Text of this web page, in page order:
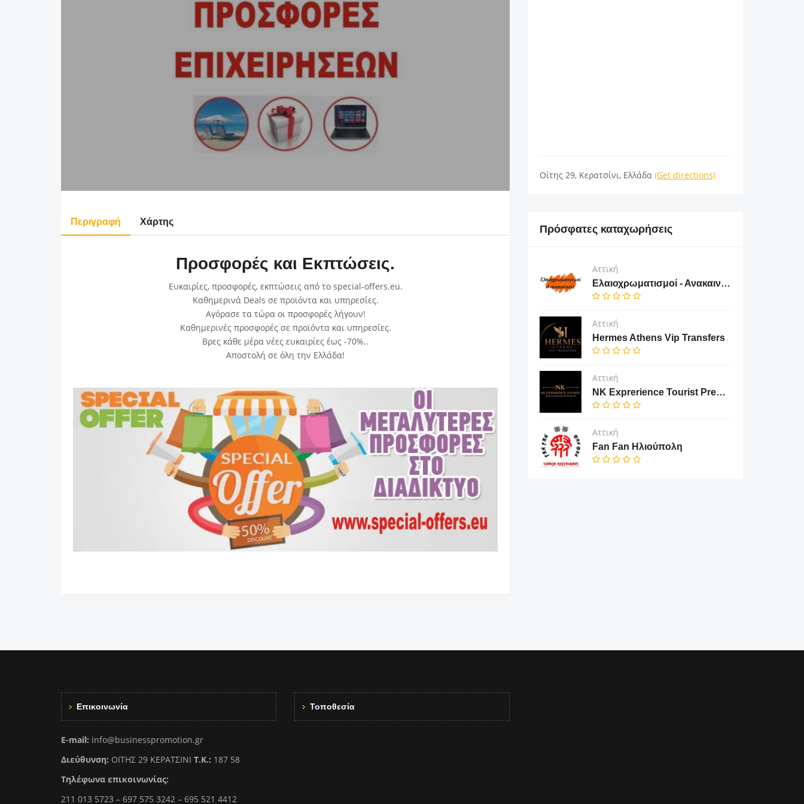
Περιγραφή Χάρτης
Προσφορές και Εκπτώσεις.
Ευκαιρίες, προσφορές, εκπτώσεις από το special-offers.eu.
Καθημερινά Deals σε προϊόντα και υπηρεσίες.
Αγόρασε τα τώρα οι προσφορές λήγουν!
Καθημερινές προσφορές σε προϊόντα και υπηρεσίες.
Βρες κάθε μέρα νέες ευκαιρίες έως -70%..
Αποστολή σε όλη την Ελλάδα!
Οίτης 29, Κερατσίνι, Ελλάδα (Get directions)
Πρόσφατες καταχωρήσεις
Αττική
Ελαιοχρωματισμοί - Ανακαινίσεις
Αττική
Hermes Athens Vip Transfers
Αττική
NK Exprerience Tourist Prenium Transfers & Tours
Αττική
Fan Fan Ηλιούπολη
Επικοινωνία
E-mail: info@businesspromotion.gr
Διεύθυνση: ΟΙΤΗΣ 29 ΚΕΡΑΤΣΙΝΙ Τ.Κ.: 187 58
Τηλέφωνα επικοινωνίας:
211 013 5723 – 697 575 3242 – 695 521 4412
Τοποθεσία